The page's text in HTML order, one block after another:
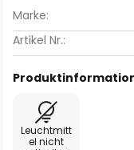
Marke:
Artikel Nr.:
Leuchtmitt
el nicht